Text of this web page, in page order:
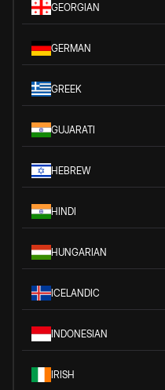
GEORGIAN
GERMAN
GREEK
GUJARATI
HEBREW
HINDI
HUNGARIAN
ICELANDIC
INDONESIAN
IRISH